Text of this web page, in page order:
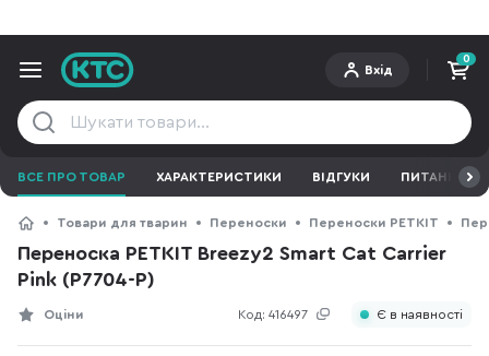
Вхід
0
ВСЕ ПРО ТОВАР ХАРАКТЕРИСТИКИ ВІДГУКИ ПИТАННЯ ТА
Товари для тварин Переноски Переноски PETKIT
Переноска PETKIT Breezy2 Smart Cat Carrier
Pink (P7704-P)
Код: 416497
Оціни Є в наявності